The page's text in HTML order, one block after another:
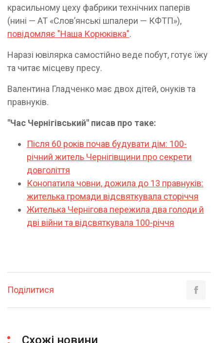
красильному цеху фабрики технічних паперів
(нині — АТ «Слов’янські шпалери — КФТП»),
повідомляє "Наша Корюківка".
Наразі ювілярка самостійно веде побут, готує їжу
та читає місцеву пресу.
Валентина Гладченко має двох дітей, онуків та
правнуків.
"Час Чернігівський" писав про таке:
Після 60 років почав будувати дім: 100-
річний житель Чернігівщини про секрети
довголіття
Конопатила човни, дожила до 13 правнуків:
жителька громади відсвяткувала сторіччя
Жителька Чернігова пережила два голоди й
дві війни та відсвяткувала 100-річчя
Поділитися
Схожі новини